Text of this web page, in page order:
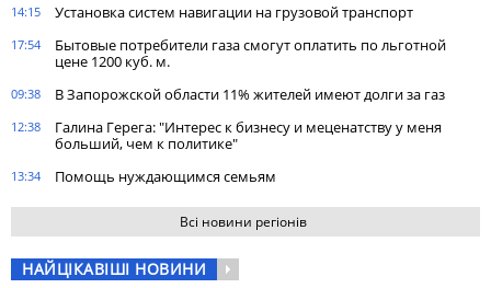
14:15 Установка систем навигации на грузовой транспорт
17:54
Бытовые потребители газа cмогут оплатить по льготной
цене 1200 куб. м.
09:38 В Запорожской области 11% жителей имеют долги за газ
12:38
Галина Герега: "Интерес к бизнесу и меценатству у меня
больший, чем к политике"
13:34 Помощь нуждающимся семьям
Всі новини регіонів
НАЙЦІКАВІШІ НОВИНИ